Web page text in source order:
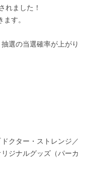
れました！
す。
選の当選確率が上がり
クター・ストレンジ／
ジナルグッズ（パーカ